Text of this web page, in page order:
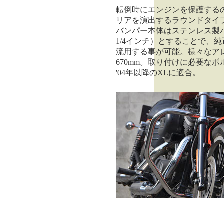
転倒時にエンジンを保護する
リアを演出するラウンドタ
バンパー本体はステンレス製
1/4インチ）とすることで、
流用する事が可能。様々なア
670mm。取り付けに必要な
'04年以降のXLに適合。